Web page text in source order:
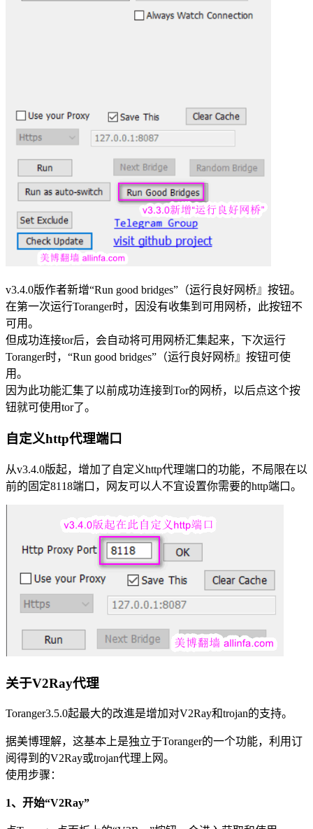
v3.4.0版作者新增“Run good bridges”（运行良好网桥』按钮。
在第一次运行Toranger时，因没有收集到可用网桥，此按钮不
可用。
但成功连接tor后，会自动将可用网桥汇集起来，下次运行
Toranger时，“Run good bridges”（运行良好网桥』按钮可使
用。
因为此功能汇集了以前成功连接到Tor的网桥，以后点这个按
钮就可使用tor了。
自定义http代理端口
从v3.4.0版起，增加了自定义http代理端口的功能，不局限在以
前的固定8118端口，网友可以人不宜设置你需要的http端口。
关于V2Ray代理
Toranger3.5.0起最大的改進是增加对V2Ray和trojan的支持。
据美博理解，这基本上是独立于Toranger的一个功能，利用订
阅得到的V2Ray或trojan代理上网。
使用步骤：
1、开始“V2Ray”